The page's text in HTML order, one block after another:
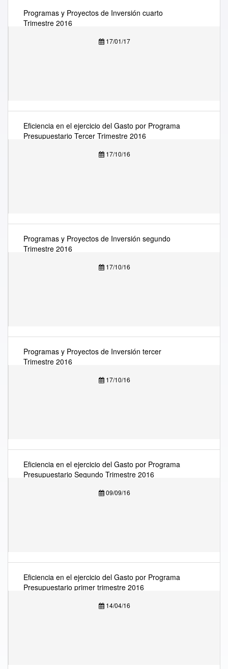
Programas y Proyectos de Inversión cuarto
Trimestre 2016
17/01/17
Eficiencia en el ejercicio del Gasto por Programa
Presupuestario Tercer Trimestre 2016
17/10/16
Programas y Proyectos de Inversión segundo
Trimestre 2016
17/10/16
Programas y Proyectos de Inversión tercer
Trimestre 2016
17/10/16
Eficiencia en el ejercicio del Gasto por Programa
Presupuestario Segundo Trimestre 2016
09/09/16
Eficiencia en el ejercicio del Gasto por Programa
Presupuestario primer trimestre 2016
14/04/16